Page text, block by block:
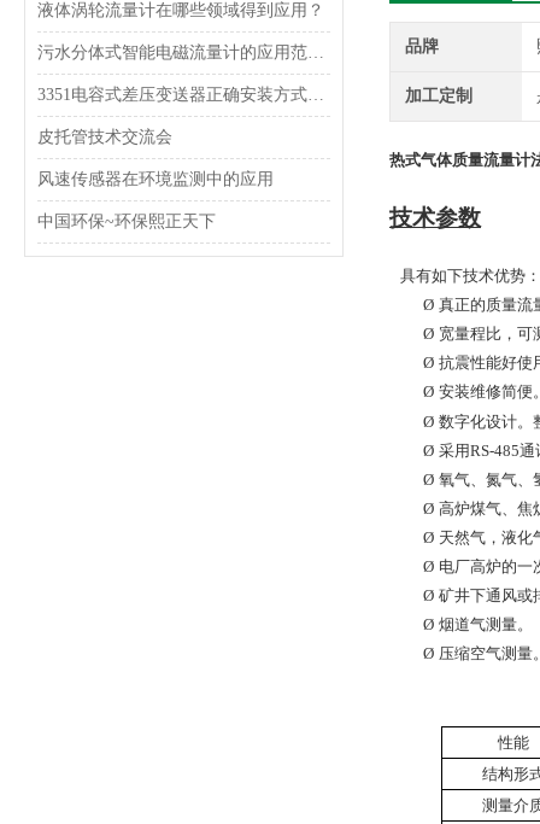
液体涡轮流量计在哪些领域得到应用？
污水分体式智能电磁流量计的应用范围及特点
3351电容式差压变送器正确安装方式，一定得掌握！
皮托管技术交流会
风速传感器在环境监测中的应用
中国环保~环保熙正天下
品牌
加工定制
热式气体质量流量计
技术参数
具有如下技术优势：
Ø 真正的质量流
Ø 宽量程比，可
Ø 抗震性能好使
Ø 安装维修简便
Ø 数字化设计。
Ø 采用RS-485通
Ø 氧气、氮气、
Ø 高炉煤气、焦
Ø 天然气，液化
Ø 电厂高炉的一
Ø 矿井下通风或
Ø 烟道气测量。
Ø 压缩空气测量
性能
结构形
测量介